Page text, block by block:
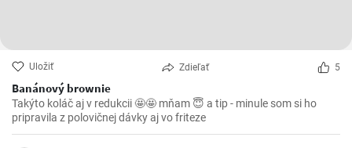
Uložiť Zdieľať 5
Banánový brownie
Takýto koláč aj v redukcii 🤩🤩 mňam 😇 a tip - minule som si ho
pripravila z polovičnej dávky aj vo friteze